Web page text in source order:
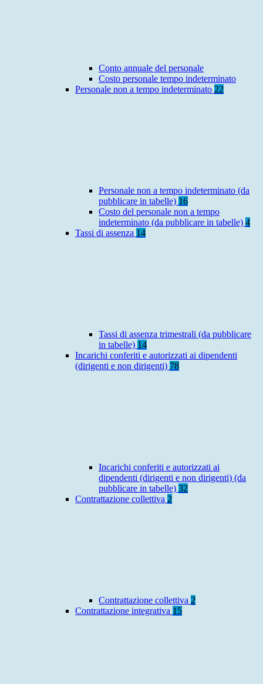
Conto annuale del personale
Costo personale tempo indeterminato
Personale non a tempo indeterminato 22
Personale non a tempo indeterminato (da
pubblicare in tabelle) 16
Costo del personale non a tempo
indeterminato (da pubblicare in tabelle) 4
Tassi di assenza 14
Tassi di assenza trimestrali (da pubblicare
in tabelle) 14
Incarichi conferiti e autorizzati ai dipendenti
(dirigenti e non dirigenti) 78
Incarichi conferiti e autorizzati ai
dipendenti (dirigenti e non dirigenti) (da
pubblicare in tabelle) 32
Contrattazione collettiva 2
Contrattazione collettiva 2
Contrattazione integrativa 15